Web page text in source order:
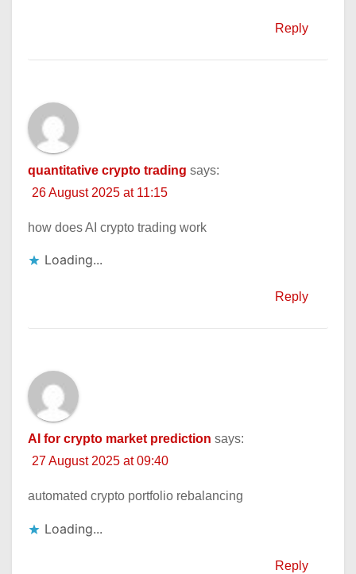
Reply
quantitative crypto trading says:
26 August 2025 at 11:15
how does AI crypto trading work
Loading...
Reply
AI for crypto market prediction says:
27 August 2025 at 09:40
automated crypto portfolio rebalancing
Loading...
Reply